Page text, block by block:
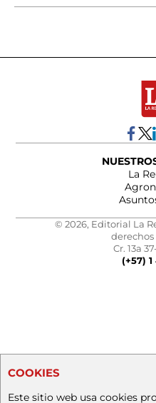
La
© 2026, Editorial La
derechos
Cr. 13a
(+57)
COOKIES
Este sitio web usa cookies